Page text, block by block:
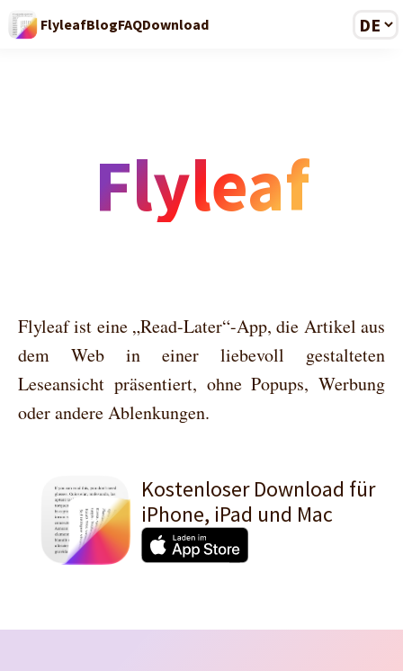
FlyleafBlogFAQDownload
Flyleaf
Flyleaf ist eine „Read-Later“-App, die Artikel aus
dem Web in einer liebevoll gestalteten
Leseansicht präsentiert, ohne Popups, Werbung
oder andere Ablenkungen.
Kostenloser Download für
iPhone, iPad und Mac